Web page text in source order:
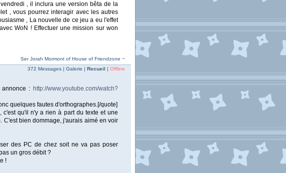
, il inclura une version bêta de la
, vous pourrez interagir avec les autres
, La nouvelle de ce jeu a eu l'effet
WoN ! Effectuer une mission sur won
Ser Jorah Mormont of House of Friendzone ~
372 Messages | Galerie | Recueil | Offline
: http://www.youtube.com/watch?
quelques fautes d'orthographes.[/quote]
qu'il n'y a rien à part du texte et une
bien dommage, j'aurais aimé en voir
des PC de chez soit ne va pas poser
un gros débit ?
!